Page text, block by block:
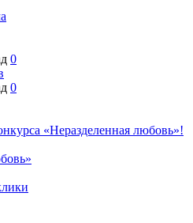
0
0
«Неразделенная любовь»!